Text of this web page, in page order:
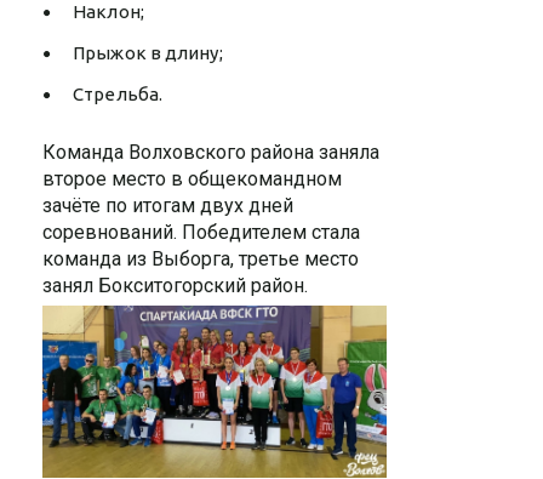
Наклон;
Прыжок в длину;
Стрельба.
Команда Волховского района заняла
второе место в общекомандном
зачёте по итогам двух дней
соревнований. Победителем стала
команда из Выборга, третье место
занял Бокситогорский район.